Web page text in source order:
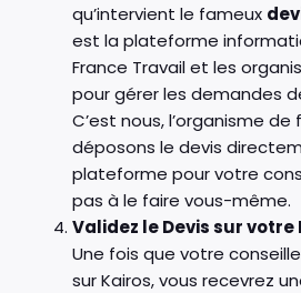
qu’intervient le fameux
est la plateforme
France Travail et les
pour gérer les demandes
C’est nous, l’organisme
déposons le devis
plateforme pour votre
pas à le faire vous-même.
Validez le Devis sur votre
Une fois que votre
sur Kairos, vous recevrez